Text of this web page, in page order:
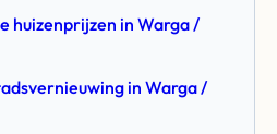
huizenprijzen in Warga /
in Warga /